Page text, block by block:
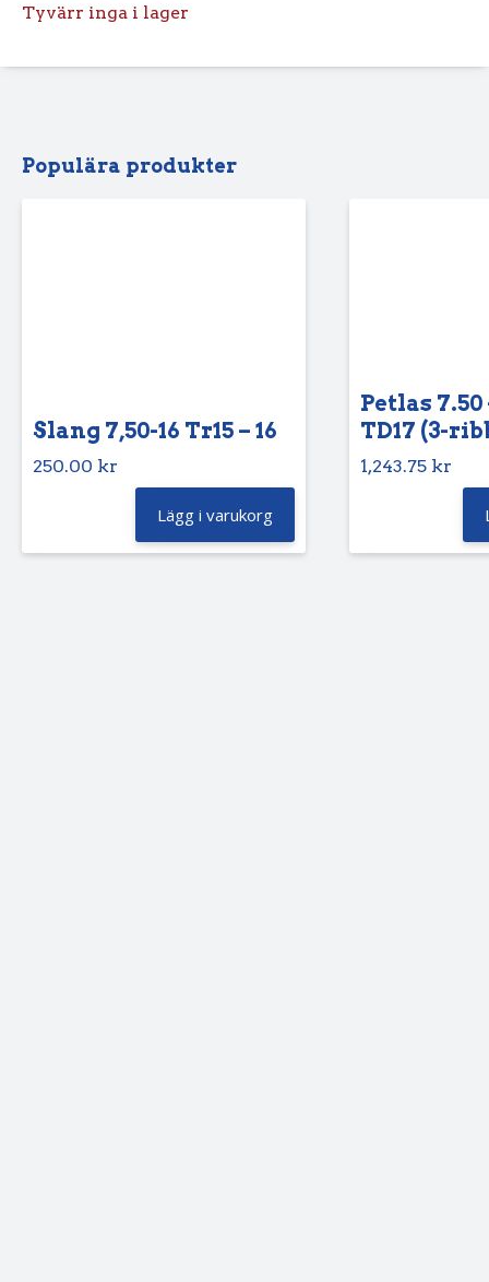
Tyvärr inga i lager
Populära produkter
Slang 7,50-16 Tr15 – 16
250.00 kr
Lägg i varukorg
Petlas 7.50
TD17 (3-
1,243.75 kr